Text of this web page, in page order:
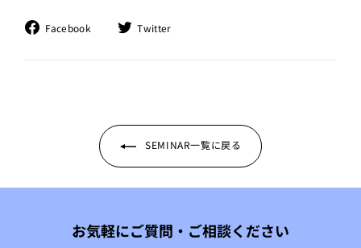
Facebook
Facebook
る
Twitter
SEMINAR一覧に戻る
お気軽にご質問・ご相談ください